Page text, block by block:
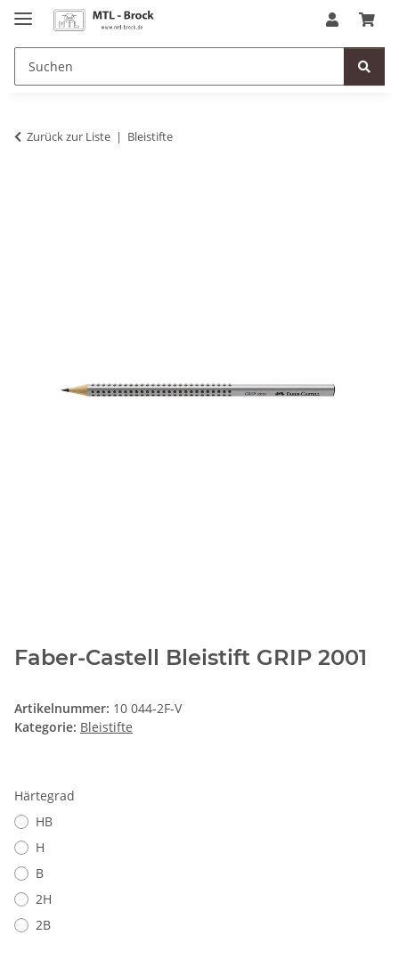
Zurück zur Liste Bleistifte
Faber-Castell Bleistift GRIP 2001
Artikelnummer: 10 044-2F-V
Kategorie: Bleistifte
Härtegrad
HB
H
B
2H
2B